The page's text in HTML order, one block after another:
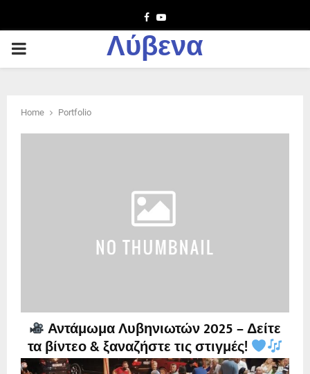
Facebook
Youtube
PRIMARY
Λύβενα
Home Portfolio
Αντάμωμα Λυβηνιωτών 2025 – Δείτε
τα βίντεο & ξαναζήστε τις στιγμές!